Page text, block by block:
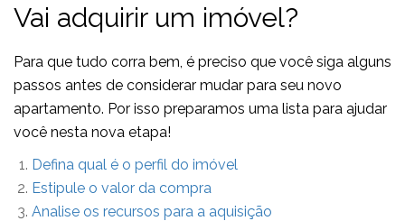
Vai adquirir um imóvel?
Para que tudo corra bem, é preciso que você siga alguns
passos antes de considerar mudar para seu novo
apartamento. Por isso preparamos uma lista para ajudar
você nesta nova etapa!
Defina qual é o perfil do imóvel
Estipule o valor da compra
Analise os recursos para a aquisição